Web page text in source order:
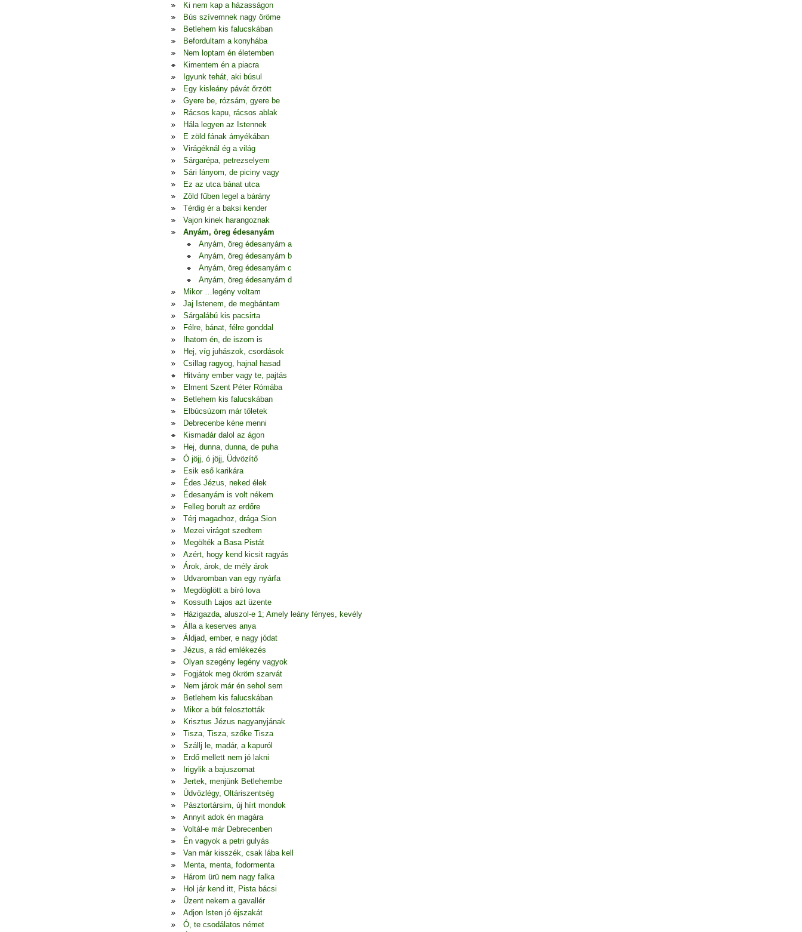
Ki nem kap a házasságon
Bús szívemnek nagy öröme
Betlehem kis falucskában
Befordultam a konyhába
Nem loptam én életemben
Kimentem én a piacra
Igyunk tehát, aki búsul
Egy kisleány pávát őrzött
Gyere be, rózsám, gyere be
Rácsos kapu, rácsos ablak
Hála legyen az Istennek
E zöld fának árnyékában
Virágéknál ég a világ
Sárgarépa, petrezselyem
Sári lányom, de piciny vagy
Ez az utca bánat utca
Zöld fűben legel a bárány
Térdig ér a baksi kender
Vajon kinek harangoznak
Anyám, öreg édesanyám
Anyám, öreg édesanyám a
Anyám, öreg édesanyám b
Anyám, öreg édesanyám c
Anyám, öreg édesanyám d
Mikor …legény voltam
Jaj Istenem, de megbántam
Sárgalábú kis pacsirta
Félre, bánat, félre gonddal
Ihatom én, de iszom is
Hej, víg juhászok, csordások
Csillag ragyog, hajnal hasad
Hitvány ember vagy te, pajtás
Elment Szent Péter Rómába
Betlehem kis falucskában
Elbúcsúzom már tőletek
Debrecenbe kéne menni
Kismadár dalol az ágon
Hej, dunna, dunna, de puha
Ó jöjj, ó jöjj, Üdvözítő
Esik eső karikára
Édes Jézus, neked élek
Édesanyám is volt nékem
Felleg borult az erdőre
Térj magadhoz, drága Sion
Mezei virágot szedtem
Megölték a Basa Pistát
Azért, hogy kend kicsit ragyás
Árok, árok, de mély árok
Udvaromban van egy nyárfa
Megdöglött a bíró lova
Kossuth Lajos azt üzente
Házigazda, aluszol-e 1; Amely leány fényes, kevély
Álla a keserves anya
Áldjad, ember, e nagy jódat
Jézus, a rád emlékezés
Olyan szegény legény vagyok
Fogjátok meg ökröm szarvát
Nem járok már én sehol sem
Betlehem kis falucskában
Mikor a bút felosztották
Krisztus Jézus nagyanyjának
Tisza, Tisza, szőke Tisza
Szállj le, madár, a kapuról
Erdő mellett nem jó lakni
Irigylik a bajuszomat
Jertek, menjünk Betlehembe
Üdvözlégy, Oltáriszentség
Pásztortársim, új hírt mondok
Annyit adok én magára
Voltál-e már Debrecenben
Én vagyok a petri gulyás
Van már kisszék, csak lába kell
Menta, menta, fodormenta
Három ürü nem nagy falka
Hol jár kend itt, Pista bácsi
Üzent nekem a gavallér
Adjon Isten jó éjszakát
Ó, te csodálatos német